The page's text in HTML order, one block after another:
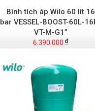
Bình tích áp Wilo 60 lít 16
bar VESSEL-BOOST-60L-
VT-M-G1”
6.390.000